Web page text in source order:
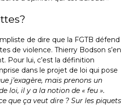
de dire que la FGTB défend
de violence. Thierry Bodson s’en
Pour lui, c’est la définition
dans le projet de loi qui pose
j’exagère, mais prenons un
loi, il y a la notion de « feu ».
que ça veut dire ? Sur les piquets